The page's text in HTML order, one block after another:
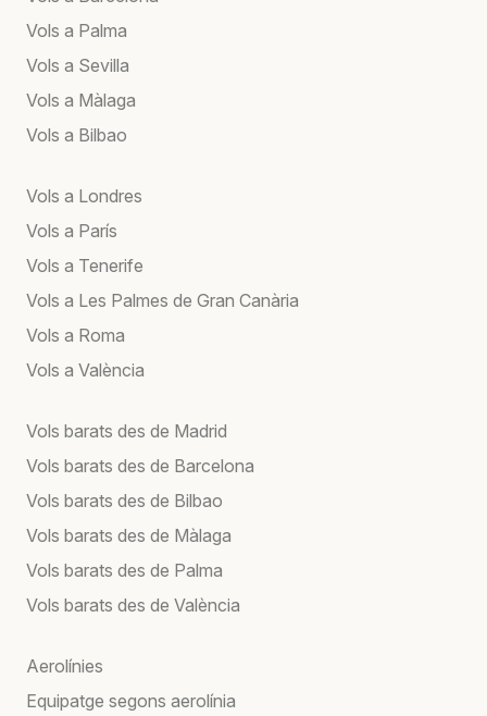
Vols a Palma
Vols a Sevilla
Vols a Màlaga
Vols a Bilbao
Vols a Londres
Vols a París
Vols a Tenerife
Vols a Les Palmes de Gran Canària
Vols a Roma
Vols a València
Vols barats des de Madrid
Vols barats des de Barcelona
Vols barats des de Bilbao
Vols barats des de Màlaga
Vols barats des de Palma
Vols barats des de València
Aerolínies
Equipatge segons aerolínia